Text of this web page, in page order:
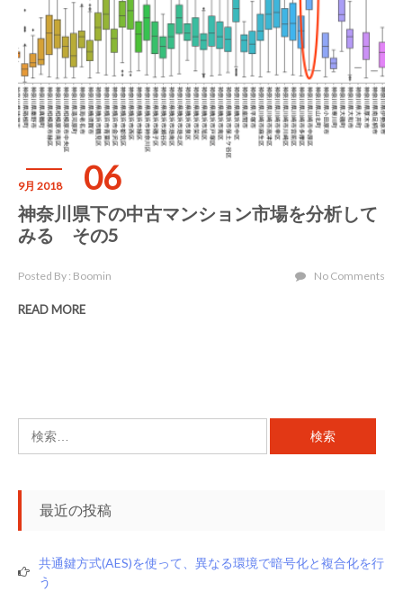
9月 2018 06
神奈川県下の中古マンション市場を分析して
みる その5
Posted By : Boomin No Comments
READ MORE
索:
最近の投稿
共通鍵方式(AES)を使って、異なる環境で暗号化と複合化を行
う